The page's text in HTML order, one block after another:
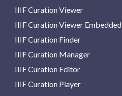
IIIF Curation Viewer
IIIF Curation Viewer Embedded
IIIF Curation Finder
IIIF Curation Manager
IIIF Curation Editor
IIIF Curation Player